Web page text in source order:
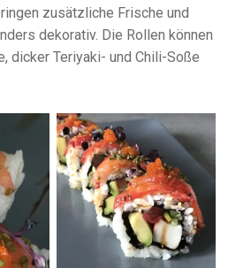
zusätzliche Frische und
dekorativ. Die Rollen können
dicker Teriyaki- und Chili-Soße